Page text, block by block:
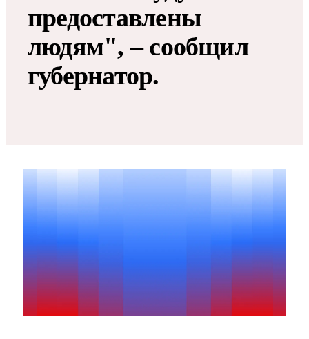
предоставлены
людям", – сообщил
губернатор.